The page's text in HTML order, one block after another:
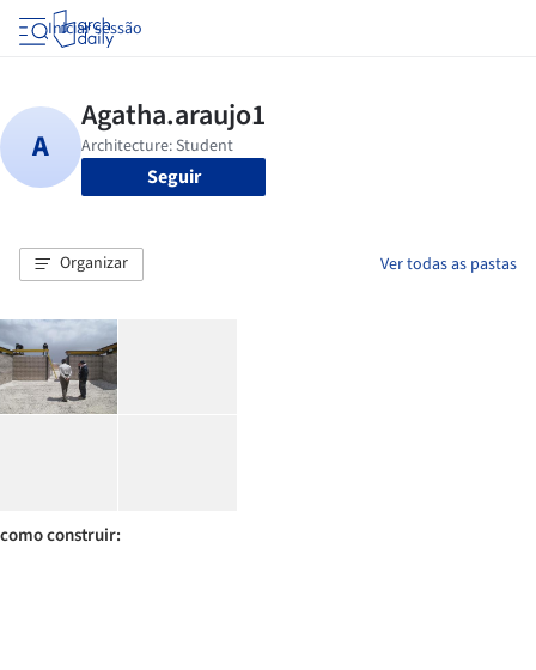
Iniciar sessão
Seguir
Organizar Ver todas as pastas
como construir: